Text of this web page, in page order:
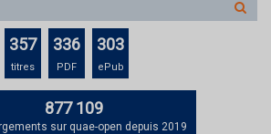
sur
le
357
titres
336
PDF
303
ePub
877 109
sur quae-open depuis 2019